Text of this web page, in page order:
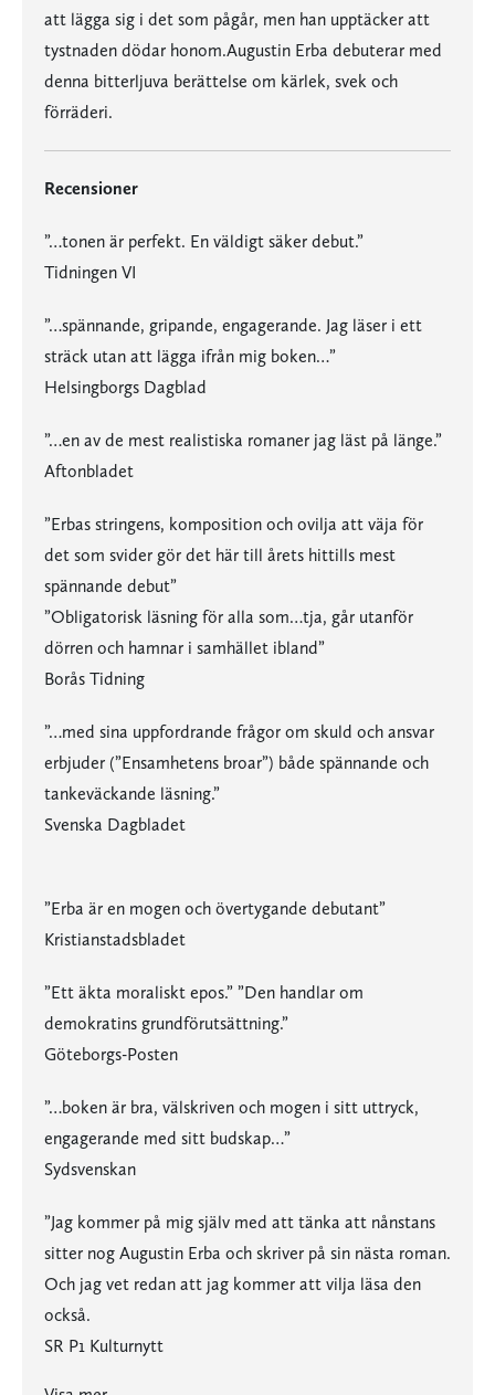
att lägga sig i det som pågår, men han upptäcker att
tystnaden dödar honom.Augustin Erba debuterar med
denna bitterljuva berättelse om kärlek, svek och
förräderi.
Recensioner
”…tonen är perfekt. En väldigt säker debut.”
Tidningen VI
”…spännande, gripande, engagerande. Jag läser i ett
sträck utan att lägga ifrån mig boken…”
Helsingborgs Dagblad
”…en av de mest realistiska romaner jag läst på länge.”
Aftonbladet
”Erbas stringens, komposition och ovilja att väja för
det som svider gör det här till årets hittills mest
spännande debut”
”Obligatorisk läsning för alla som…tja, går utanför
dörren och hamnar i samhället ibland”
Borås Tidning
”…med sina uppfordrande frågor om skuld och ansvar
erbjuder (”Ensamhetens broar”) både spännande och
tankeväckande läsning.”
Svenska Dagbladet
”Erba är en mogen och övertygande debutant”
Kristianstadsbladet
”Ett äkta moraliskt epos.” ”Den handlar om
demokratins grundförutsättning.”
Göteborgs-Posten
”…boken är bra, välskriven och mogen i sitt uttryck,
engagerande med sitt budskap…”
Sydsvenskan
”Jag kommer på mig själv med att tänka att nånstans
sitter nog Augustin Erba och skriver på sin nästa roman.
Och jag vet redan att jag kommer att vilja läsa den
också.
SR P1 Kulturnytt